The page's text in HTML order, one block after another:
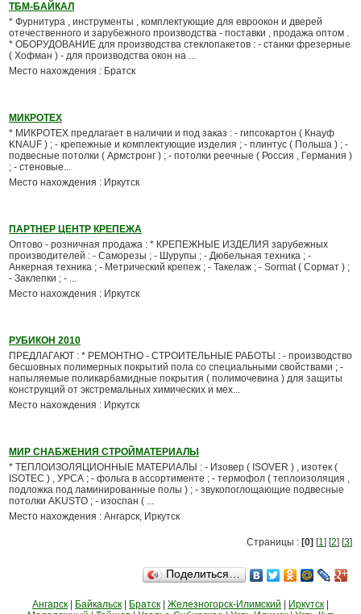
ТБМ-БАЙКАЛ
* Фурнитура , инструменты , комплектующие для евроокон и дверей
отечественного и зарубежного производства - поставки , продажа оптом .
* ОБОРУДОВАНИЕ для производства стеклопакетов : - станки фрезерные
( Хофман ) - для производства окон на ...
Место нахождения : Братск
МИКРОТЕХ
* МИКРОТЕХ предлагает в наличии и под заказ : - гипсокартон ( Кнауф
KNAUF ) ; - крепежные и комплектующие изделия ; - плинтус ( Польша ) ; -
подвесные потолки ( Армстронг ) ; - потолки реечные ( Россия , Германия )
; - стеновые...
Место нахождения : Иркутск
ПАРТНЕР ЦЕНТР КРЕПЕЖА
Оптово - розничная продажа : * КРЕПЕЖНЫЕ ИЗДЕЛИЯ зарубежных
производителей : - Саморезы ; - Шурупы ; - Дюбельная техника ; -
Анкерная техника ; - Метрический крепеж ; - Такелаж ; - Sormat ( Сормат ) ;
- Заклепки ; - ...
Место нахождения : Иркутск
РУБИКОН 2010
ПРЕДЛАГАЮТ : * РЕМОНТНО - СТРОИТЕЛЬНЫЕ РАБОТЫ : - производство
бесшовных полимерных покрытий пола со специальными свойствами ; -
напыляемые поликарбамидные покрытия ( полимочевина ) для защиты
конструкций от экстремальных химических и мех...
Место нахождения : Иркутск
МИР СНАБЖЕНИЯ СТРОЙМАТЕРИАЛЫ
* ТЕПЛОИЗОЛЯЦИОННЫЕ МАТЕРИАЛЫ : - Изовер ( ISOVER ) , изотек (
ISOTEC ) , УРСА ; - фольга в ассортименте ; - термофол ( теплоизоляция ,
подложка под ламинированные полы ) ; - звукопоглощающие подвесные
потолки AKUSTO ; - изоспан ( ...
Место нахождения : Ангарск, Иркутск
Страницы : [0] [1] [2] [3]
Поделиться…
Ангарск Байкальск Братск Железногорск-Илимский Иркутск